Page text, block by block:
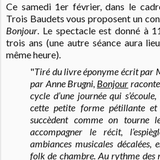
Ce samedi 1er février, dans le
Trois Baudets vous proposent un
Bonjour. Le spectacle est donné à
trois ans (une autre séance aura
même heure).
"Tiré du livre éponyme écrit par
par Anne Brugni, Bonjour
cycle d’une journée qui
cette petite forme pétillante et
succèdent comme on tourne
accompagner le récit,
ambiances musicales décalées,
folk de chambre. Au rythme des